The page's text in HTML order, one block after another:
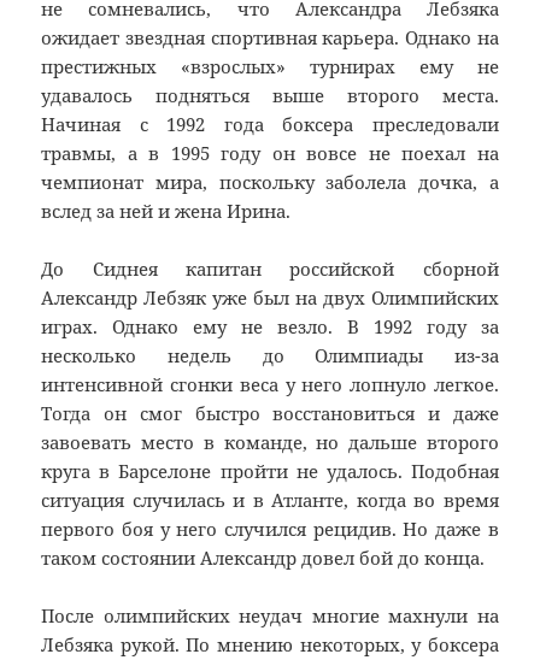
не сомневались, что Александра Лебзяка
ожидает звездная спортивная карьера. Однако на
престижных «взрослых» турнирах ему не
удавалось подняться выше второго места.
Начиная с 1992 года боксера преследовали
травмы, а в 1995 году он вовсе не поехал на
чемпионат мира, поскольку заболела дочка, а
вслед за ней и жена Ирина.
До Сиднея капитан российской сборной
Александр Лебзяк уже был на двух Олимпийских
играх. Однако ему не везло. В 1992 году за
несколько недель до Олимпиады из-за
интенсивной сгонки веса у него лопнуло легкое.
Тогда он смог быстро восстановиться и даже
завоевать место в команде, но дальше второго
круга в Барселоне пройти не удалось. Подобная
ситуация случилась и в Атланте, когда во время
первого боя у него случился рецидив. Но даже в
таком состоянии Александр довел бой до конца.
После олимпийских неудач многие махнули на
Лебзяка рукой. По мнению некоторых, у боксера